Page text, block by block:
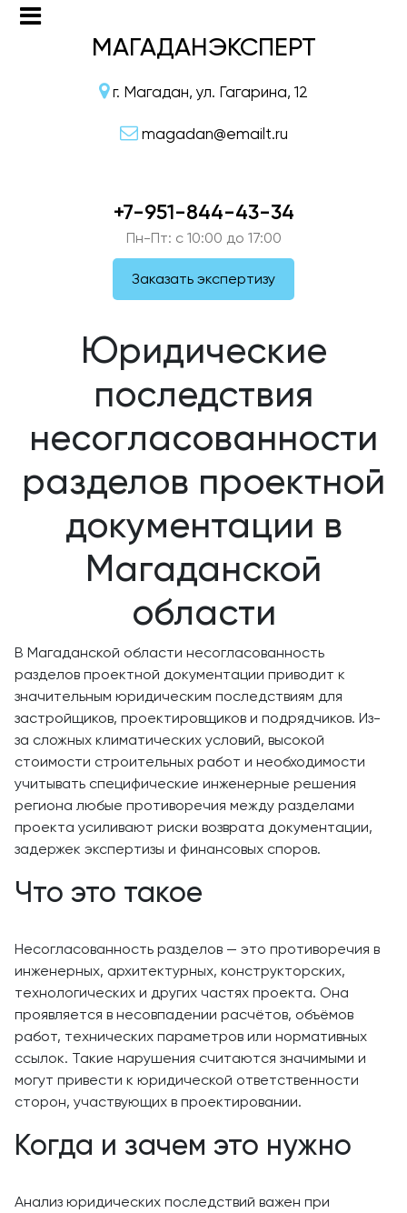
МАГАДАНЭКСПЕРТ
г. Магадан, ул. Гагарина, 12
magadan@emailt.ru
+7-951-844-43-34
Пн-Пт: c 10:00 до 17:00
Заказать экспертизу
Юридические
последствия
несогласованности
разделов проектной
документации в
Магаданской
области
В Магаданской области несогласованность
разделов проектной документации приводит к
значительным юридическим последствиям для
застройщиков, проектировщиков и подрядчиков. Из-
за сложных климатических условий, высокой
стоимости строительных работ и необходимости
учитывать специфические инженерные решения
региона любые противоречия между разделами
проекта усиливают риски возврата документации,
задержек экспертизы и финансовых споров.
Что это такое
Несогласованность разделов — это противоречия в
инженерных, архитектурных, конструкторских,
технологических и других частях проекта. Она
проявляется в несовпадении расчётов, объёмов
работ, технических параметров или нормативных
ссылок. Такие нарушения считаются значимыми и
могут привести к юридической ответственности
сторон, участвующих в проектировании.
Когда и зачем это нужно
Анализ юридических последствий важен при